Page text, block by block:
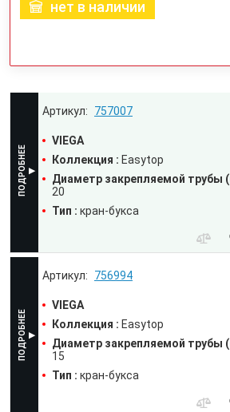
нет в наличии
756994
VIEGA
Коллекция : Easytop
Диаметр закрепляемой трубы
15
Тип : кран-букса
757007
VIEGA
Коллекция : Easytop
Диаметр закрепляемой трубы
20
Тип : кран-букса